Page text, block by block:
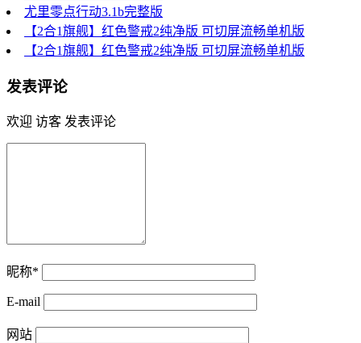
尤里零点行动3.1b完整版
【2合1旗舰】红色警戒2纯净版 可切屏流畅单机版
【2合1旗舰】红色警戒2纯净版 可切屏流畅单机版
发表评论
欢迎 访客 发表评论
昵称*
E-mail
网站